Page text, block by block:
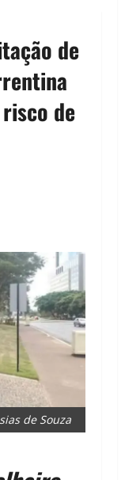
de
de
de Souza